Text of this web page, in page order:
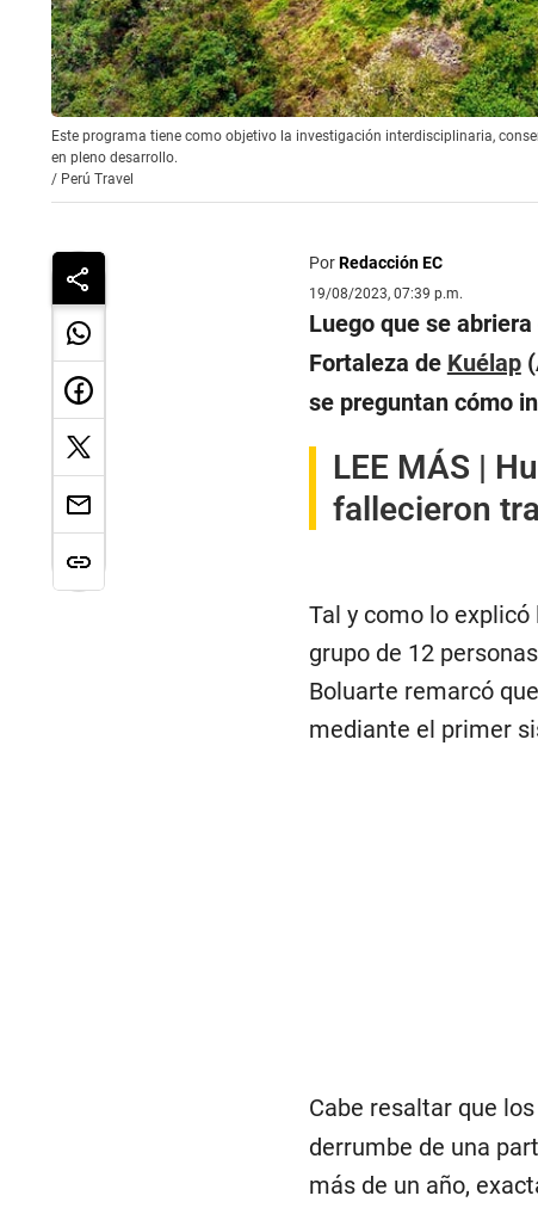
Este programa tiene como objetivo la investigación interdisciplinaria,
en pleno desarrollo.
/ Perú Travel
PorRedacción EC
19/08/2023, 07:39 p.m.
Luego que se
Fortaleza de Kuélap
se preguntan cómo
LEE MÁS |
fallecieron
Tal y como lo
grupo de 12
Boluarte remarcó
mediante el primer
Cabe resaltar que
derrumbe de una
más de un año,